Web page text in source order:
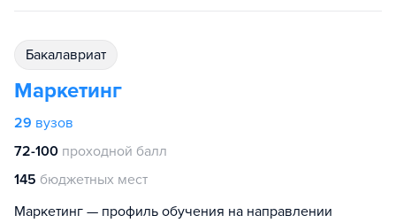
бакалавриат
Маркетинг
29 вузов
72-100 проходной балл
145 бюджетных мест
Маркетинг — профиль обучения на направлении